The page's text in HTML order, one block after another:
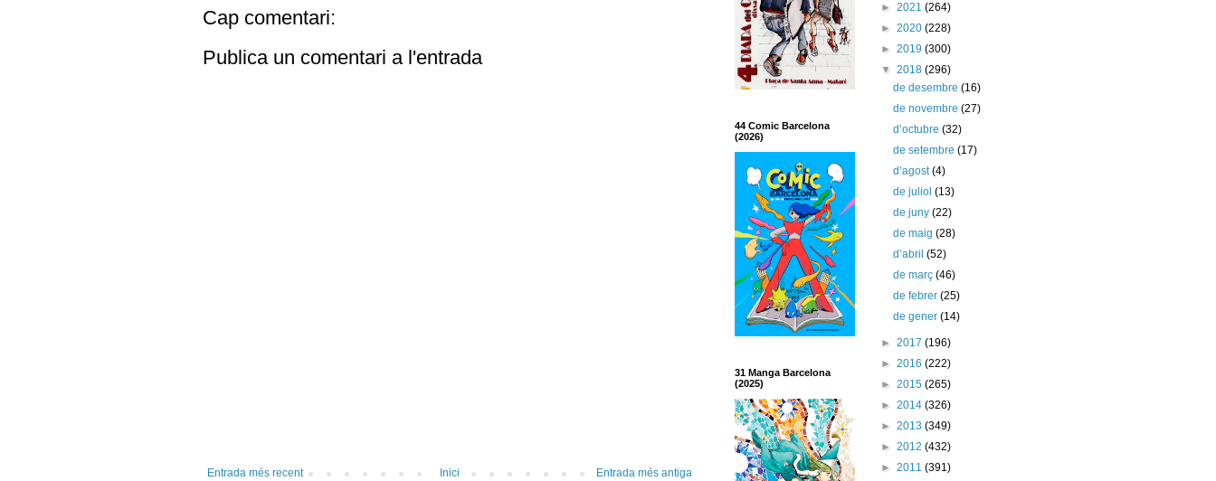
Cap comentari:
Publica un comentari a l'entrada
Entrada més recent Entrada més antiga
Inici
44 Comic Barcelona
(2026)
31 Manga Barcelona
(2025)
► 2021 (264)
► 2020 (228)
► 2019 (300)
▼ 2018 (296)
de desembre(16)
de novembre(27)
d’octubre(32)
de setembre(17)
d’agost(4)
de juliol(13)
de juny(22)
de maig(28)
d’abril(52)
de març(46)
de febrer(25)
de gener(14)
► 2017 (196)
► 2016 (222)
► 2015 (265)
► 2014 (326)
► 2013 (349)
► 2012 (432)
► 2011 (391)